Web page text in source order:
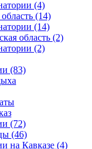
(4)
(14)
(14)
область (2)
(2)
(83)
(72)
(46)
на Кавказе (4)